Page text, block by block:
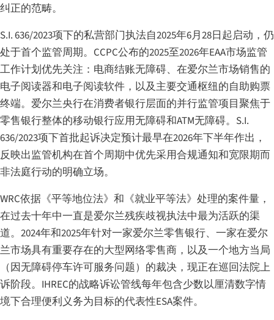
纠正的范畴。
S.I. 636/2023项下的私营部门执法自2025年6月28日起启动，仍
处于首个监管周期。CCPC公布的2025至2026年EAA市场监管
工作计划优先关注：电商结账无障碍、在爱尔兰市场销售的
电子阅读器和电子阅读软件，以及主要交通枢纽的自助购票
终端。爱尔兰央行在消费者银行层面的并行监管项目聚焦于
零售银行整体的移动银行应用无障碍和ATM无障碍。S.I.
636/2023项下首批起诉决定预计最早在2026年下半年作出，
反映出监管机构在首个周期中优先采用合规通知和宽限期而
非法庭行动的明确立场。
WRC依据《平等地位法》和《就业平等法》处理的案件量，
在过去十年中一直是爱尔兰残疾歧视执法中最为活跃的渠
道。2024年和2025年针对一家爱尔兰零售银行、一家在爱尔
兰市场具有重要存在的大型网络零售商，以及一个地方当局
（因无障碍停车许可服务问题）的裁决，现正在巡回法院上
诉阶段。IHREC的战略诉讼管线每年包含少数以厘清数字情
境下合理便利义务为目标的代表性ESA案件。